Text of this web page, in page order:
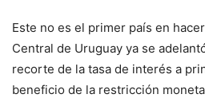
Este no es el primer país en
Central de Uruguay ya se
recorte de la tasa de interés a
beneficio de la restricción